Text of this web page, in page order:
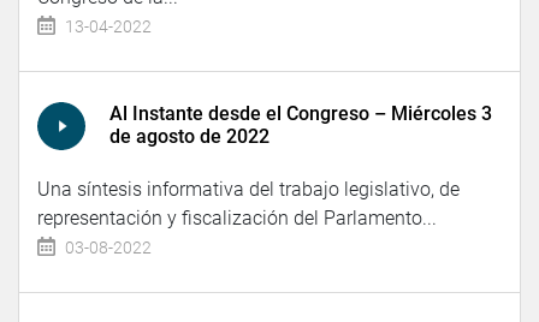
13-04-2022
Al Instante desde el Congreso – Miércoles 3
de agosto de 2022
Una síntesis informativa del trabajo legislativo, de
representación y fiscalización del Parlamento...
03-08-2022